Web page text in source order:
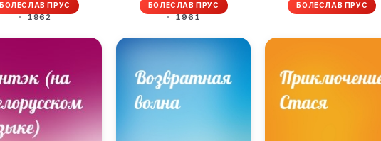
БОЛЕСЛАВ ПРУС
1962
БОЛЕСЛАВ ПРУС
1961
БОЛЕСЛАВ ПРУС